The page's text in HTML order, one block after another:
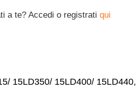
a te? Accedi o registrati qui
15LD350/ 15LD400/ 15LD440,